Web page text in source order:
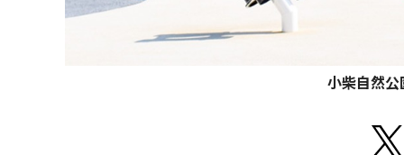
小柴自然公